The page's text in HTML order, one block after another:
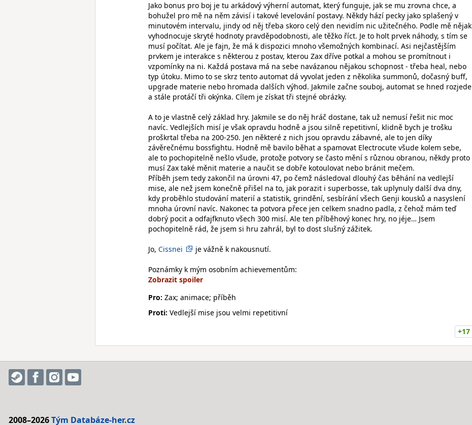
Jako bonus pro boj je tu arkádový výherní automat, který funguje, jak se mu zrovna chce, a
bohužel pro mě na něm závisí i takové levelování postavy. Někdy hází pecky jako splašený v
minutovém intervalu, jindy od něj třeba skoro celý den nevidím nic užitečného. Podle mě nějak
vyhodnocuje skryté hodnoty pravděpodobnosti, ale těžko říct. Je to holt prvek náhody, s tím se
musí počítat. Ale je fajn, že má k dispozici mnoho všemožných kombinací. Asi nejčastějším
prvkem je interakce s některou z postav, kterou Zax dříve potkal a mohou se promítnout i
vzpomínky na ni. Každá postava má na sebe navázanou nějakou schopnost - třeba heal, nebo
typ útoku. Mimo to se skrz tento automat dá vyvolat jeden z několika summonů, dočasný buff,
upgrade materie nebo hromada dalších výhod. Jakmile začne souboj, automat se hned rozjede
a stále protáčí tři okýnka. Cílem je získat tři stejné obrázky.
A to je vlastně celý základ hry. Jakmile se do něj hráč dostane, tak už nemusí řešit nic moc
navíc. Vedlejších misí je však opravdu hodně a jsou silně repetitivní, klidně bych je trošku
proškrtal třeba na 200-250. Jen některé z nich jsou opravdu zábavné, ale to jen díky
závěrečnému bossfightu. Hodně mě bavilo běhat a spamovat Electrocute všude kolem sebe,
ale to pochopitelně nešlo všude, protože potvory se často mění s různou obranou, někdy proto
musí Zax také měnit materie a naučit se dobře kotoulovat nebo bránit mečem.
Příběh jsem tedy zakončil na úrovni 47, po čemž následoval dlouhý čas běhání na vedlejší
mise, ale než jsem konečně přišel na to, jak porazit i superbosse, tak uplynuly další dva dny,
kdy proběhlo studování materií a statistik, grindění, sesbírání všech Genji kousků a nasyslení
mnoha úrovní navíc. Nakonec ta potvora přece jen celkem snadno padla, z čehož mám teď
dobrý pocit a odfajfknuto všech 300 misí. Ale ten příběhový konec hry, no jéje… Jsem
pochopitelně rád, že jsem si hru zahrál, byl to dost slušný zážitek.
Jo, Cissnei je vážně k nakousnutí.
Poznámky k mým osobním achievementům:
Pro: Zax; animace; příběh
Proti: Vedlejší mise jsou velmi repetitivní
+17
2008–2026Tým Databáze-her.cz